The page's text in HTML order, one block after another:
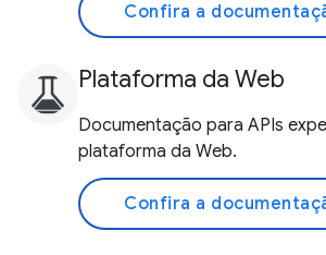
Confira a
Plataforma da Web
Documentação para APIs
plataforma da Web.
Confira a